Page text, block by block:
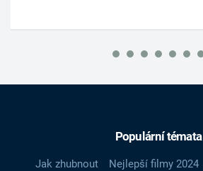
Populární témata
Jak zhubnout Nejlepší filmy 2024